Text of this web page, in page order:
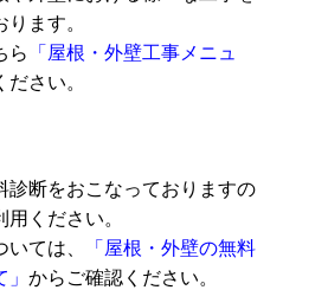
ます。
ら 「屋根・外壁工事メニュ
さい。
診断をおこなっておりますの
ください。
ては、
「屋根・外壁の無料
からご確認ください。